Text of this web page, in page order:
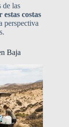
de las
costas
perspectiva
Baja